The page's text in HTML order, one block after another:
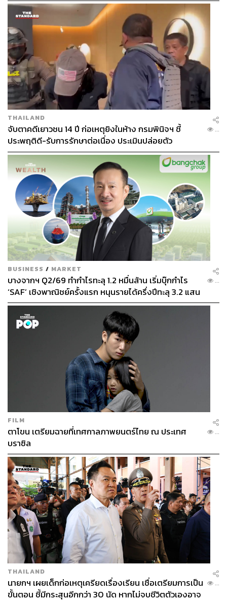
THAILAND
จับตาคดีเยาวชน 14 ปี ก่อเหตุยิงในห้าง กรมพินิจฯ ชี้
ประพฤติดี-รับการรักษาต่อเนื่อง ประเมินปล่อยตัว
...
BUSINESS / MARKET
บางจากฯ Q2/69 ทำกำไรทะลุ 1.2 หมื่นล้าน เริ่มบุ๊กกำไร
‘SAF’ เชิงพาณิชย์ครั้งแรก หนุนรายได้ครึ่งปีทะลุ 3.2 แสน
ล้าน
...
FILM
ตาโขน เตรียมฉายที่เทศกาลภาพยนตร์ไทย ณ ประเทศ
บราซิล
...
THAILAND
นายกฯ เผยเด็กก่อเหตุเครียดเรื่องเรียน เชื่อเตรียมการเป็น
ขั้นตอน ชี้มีกระสุนอีกกว่า 30 นัด หากไม่จบชีวิตตัวเองอาจ
...